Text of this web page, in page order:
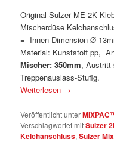
Original Sulzer ME 2K
Mischerdüse
= Innen Dimension Ø
Material: Kunststoff pp,
Mischer: 350mm, Austritt
Treppenauslass-Stufig.
Weiterlesen →
Veröffentlicht unter
Verschlagwortet mitSulzer
Kelchanschluss,Sulzer